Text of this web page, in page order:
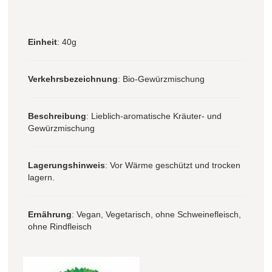
Einheit: 40g
Verkehrsbezeichnung: Bio-Gewürzmischung
Beschreibung: Lieblich-aromatische Kräuter- und
Gewürzmischung
Lagerungshinweis: Vor Wärme geschützt und trocken
lagern.
Ernährung: Vegan, Vegetarisch, ohne Schweinefleisch,
ohne Rindfleisch